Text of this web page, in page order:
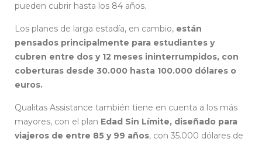
pueden cubrir hasta los 84 años.
Los planes de larga estadía, en cambio, están
pensados principalmente para estudiantes y
cubren entre dos y 12 meses ininterrumpidos, con
coberturas desde 30.000 hasta 100.000 dólares o
euros.
Qualitas Assistance también tiene en cuenta a los más
mayores, con el plan Edad Sin Límite, diseñado para
viajeros de entre 85 y 99 años, con 35.000 dólares de